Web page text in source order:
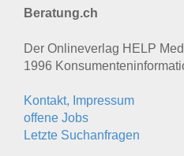
Beratung.ch
Der Onlineverlag HELP
1996
Kontakt, Impressum
offene Jobs
Letzte Suchanfragen